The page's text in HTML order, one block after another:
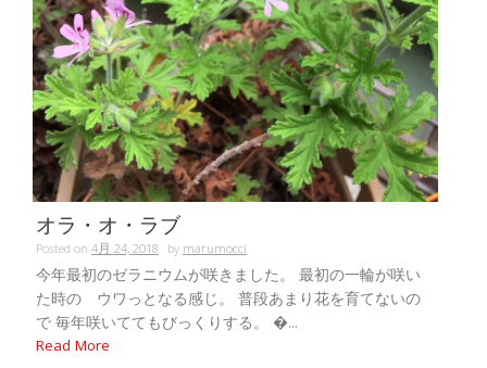
オラ・オ・ラブ
Posted on 4月 24, 2018 bymarumocci
今年最初のゼラニウムが咲きました。 最初の一輪が咲い
た時の ウワっとなる感じ。 普段あまり花を育てないの
で 毎年咲いててもびっくりする。 �...
Read More